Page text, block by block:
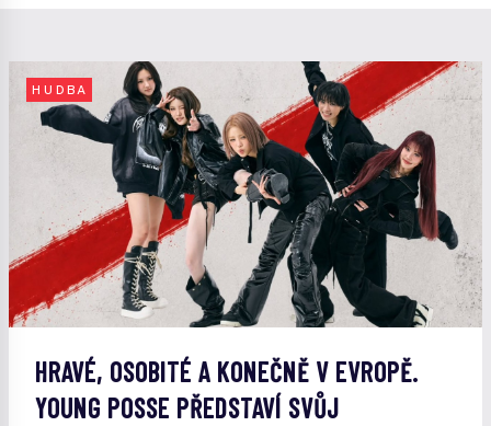
HUDBA
HRAVÉ, OSOBITÉ A KONEČNĚ V EVROPĚ.
YOUNG POSSE PŘEDSTAVÍ SVŮJ